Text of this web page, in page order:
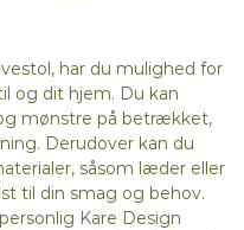
har du mulighed for
og dit hjem. Du kan
mønstre på betrækket,
Derudover kan du
såsom læder eller
til din smag og behov.
Kare Design